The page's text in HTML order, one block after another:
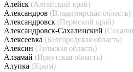
Алейск (Алтайский край)
Александров (Владимирская область)
Александровск (Пермский край)
Александровск-Сахалинский
Алексеевка (Белгородская область)
Алексин (Тульская область)
Алзамай (Иркутская область)
Алупка (Крым)